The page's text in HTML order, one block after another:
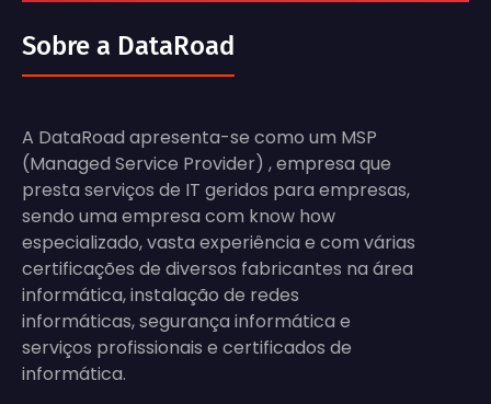
Sobre a DataRoad
A DataRoad apresenta-se como um MSP
(Managed Service Provider) , empresa que
presta serviços de IT geridos para empresas,
sendo uma empresa com know how
especializado, vasta experiência e com várias
certificações de diversos fabricantes na área
informática, instalação de redes
informáticas, segurança informática e
serviços profissionais e certificados de
informática.